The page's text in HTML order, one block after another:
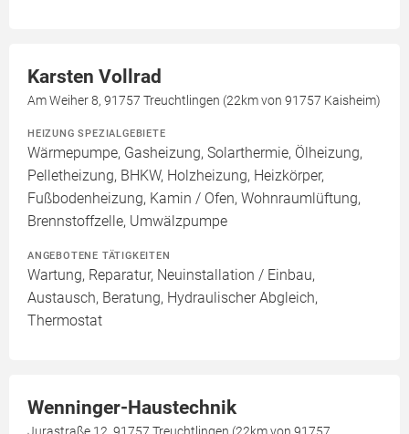
Karsten Vollrad
Am Weiher 8, 91757 Treuchtlingen (22km von 91757 Kaisheim)
HEIZUNG SPEZIALGEBIETE
Wärmepumpe, Gasheizung, Solarthermie, Ölheizung,
Pelletheizung, BHKW, Holzheizung, Heizkörper,
Fußbodenheizung, Kamin / Ofen, Wohnraumlüftung,
Brennstoffzelle, Umwälzpumpe
ANGEBOTENE TÄTIGKEITEN
Wartung, Reparatur, Neuinstallation / Einbau,
Austausch, Beratung, Hydraulischer Abgleich,
Thermostat
Wenninger-Haustechnik